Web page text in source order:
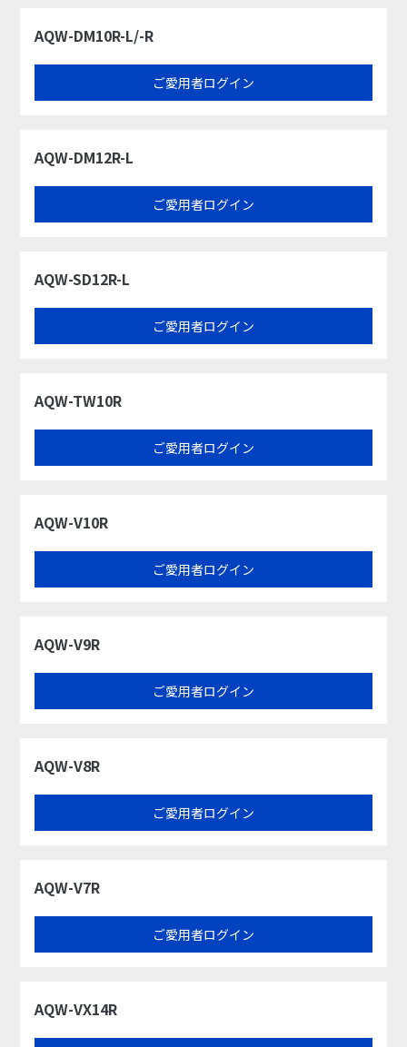
AQW-DM10R-L/-R
ご愛用者ログイン
AQW-DM12R-L
ご愛用者ログイン
AQW-SD12R-L
ご愛用者ログイン
AQW-TW10R
ご愛用者ログイン
AQW-V10R
ご愛用者ログイン
AQW-V9R
ご愛用者ログイン
AQW-V8R
ご愛用者ログイン
AQW-V7R
ご愛用者ログイン
AQW-VX14R​